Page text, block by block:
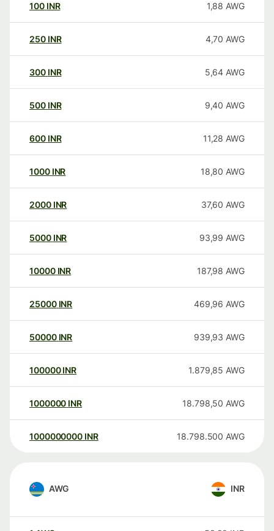
100 INR 1,88 AWG
250 INR 4,70 AWG
300 INR 5,64 AWG
500 INR 9,40 AWG
600 INR 11,28 AWG
1000 INR 18,80 AWG
2000 INR 37,60 AWG
5000 INR 93,99 AWG
10000 INR 187,98 AWG
25000 INR 469,96 AWG
50000 INR 939,93 AWG
100000 INR 1.879,85 AWG
1000000 INR 18.798,50 AWG
1000000000 INR 18.798.500 AWG
AWG INR